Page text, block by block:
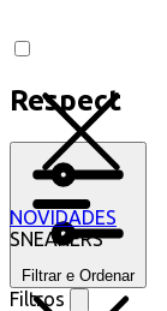
NOVIDADES
SNEAKERS
Respect
Filtrar e Ordenar
Filtros